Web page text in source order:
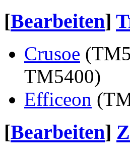
[Bearbeiten]
Crusoe
TM5400)
Efficeon
[Bearbeiten]